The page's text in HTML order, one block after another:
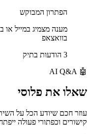
הפתרון המבוקש
מענה מצמיג במייל או
בוואצאפ
3 הודעות בתיק
🤖
AI Q&A
שאלו את פלוסי
עוזר חכם שיודע הכל על
קישורים וכפתורי פעולה